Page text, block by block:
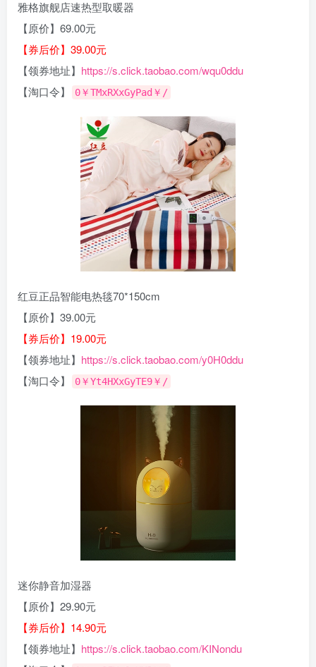
雅格旗舰店速热型取暖器
【原价】69.00元
【券后价】39.00元
【领券地址】 https://s.click.taobao.com/wqu0ddu
【淘口令】
0￥TMxRXxGyPad￥/
红豆正品智能电热毯70*150cm
【原价】39.00元
【券后价】19.00元
【领券地址】 https://s.click.taobao.com/y0H0ddu
【淘口令】
0￥Yt4HXxGyTE9￥/
迷你静音加湿器
【原价】29.90元
【券后价】14.90元
【领券地址】 https://s.click.taobao.com/KINondu